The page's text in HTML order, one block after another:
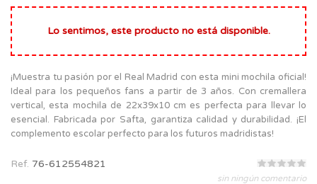
Lo sentimos, este producto no está disponible.
¡Muestra tu pasión por el Real Madrid con esta mini mochila oficial!
Ideal para los pequeños fans a partir de 3 años. Con cremallera
vertical, esta mochila de 22x39x10 cm es perfecta para llevar lo
esencial. Fabricada por Safta, garantiza calidad y durabilidad. ¡El
complemento escolar perfecto para los futuros madridistas!
Ref. 76-612554821
sin ningún comentario